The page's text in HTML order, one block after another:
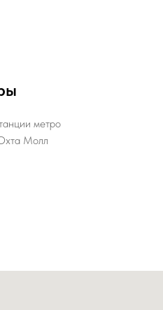
метро
Молл